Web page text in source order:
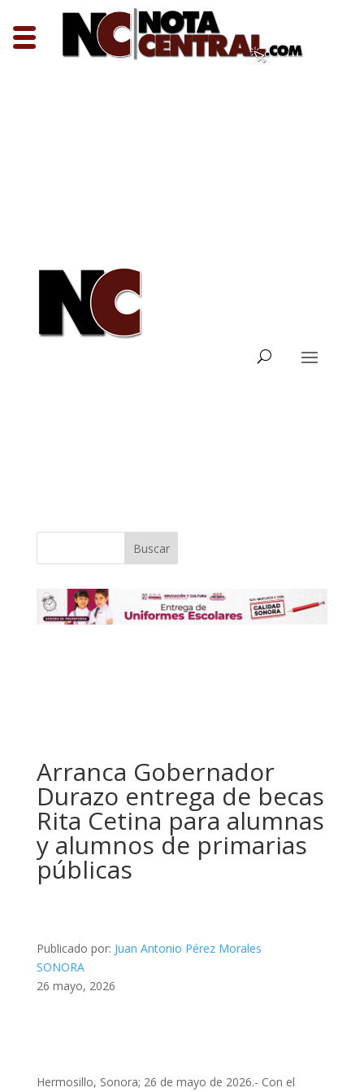
Buscar
Arranca Gobernador
Durazo entrega de becas
Rita Cetina para alumnas
y alumnos de primarias
públicas
Publicado por: Juan Antonio Pérez Morales
SONORA
26 mayo, 2026
Hermosillo, Sonora; 26 de mayo de 2026.- Con el